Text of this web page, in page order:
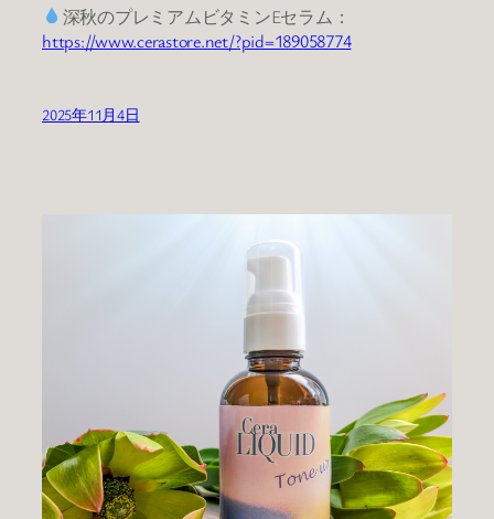
深秋のプレミアムビタミンEセラム：
https://www.cerastore.net/?pid=189058774
2025年11月4日